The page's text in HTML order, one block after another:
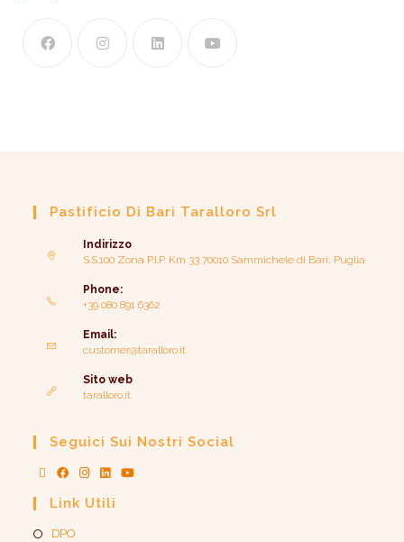
Pastificio Di Bari Taralloro Srl
Indirizzo
S.S.100 Zona P.I.P. Km 33 70010 Sammichele di Bari, Puglia
Phone:
+39 080 891 6362
Email:
customer@taralloro.it
Sito web
taralloro.it
Seguici Sui Nostri Social
Link Utili
DPO